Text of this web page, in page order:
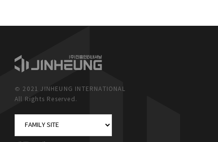
© 2021 JINHEUNG INTERNATIONAL
All Rights Reserved.